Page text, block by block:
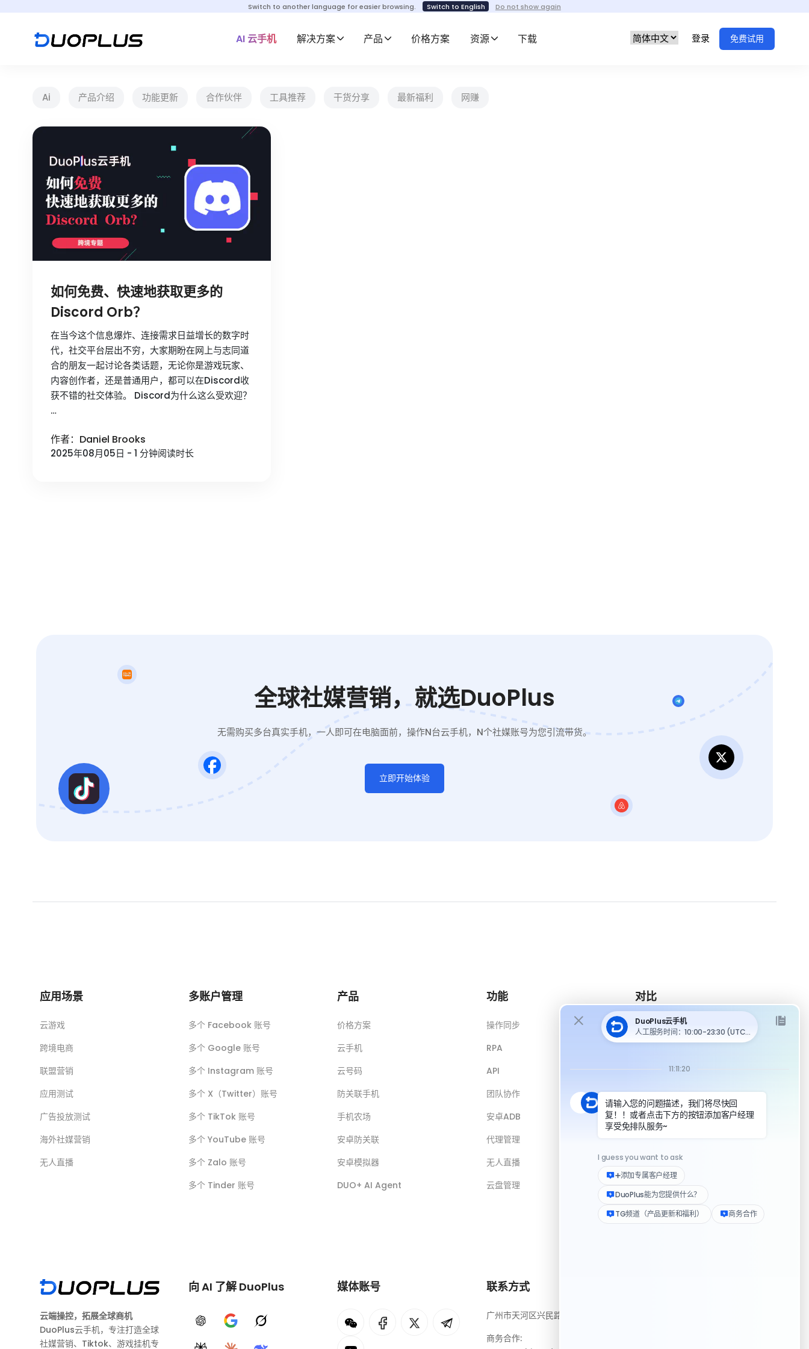
Switch to another language for easier browsing. Switch to English Do not show again
AI 云手机 解决方案 产品 价格方案 资源 下载 登录 免费试用
Ai 产品介绍 功能更新 合作伙伴 工具推荐 干货分享 最新福利 网赚
如何免费、快速地获取更多的
Discord Orb？
在当今这个信息爆炸、连接需求日益增长的数字时
代，社交平台层出不穷，大家期盼在网上与志同道
合的朋友一起讨论各类话题，无论你是游戏玩家、
内容创作者，还是普通用户，都可以在Discord收
获不错的社交体验。 Discord为什么这么受欢迎？
…
作者：Daniel Brooks
2025年08月05日 - 1 分钟阅读时长
全球社媒营销，就选DuoPlus
无需购买多台真实手机，一人即可在电脑面前，操作N台云手机，N个社媒账号为您引流带货。
立即开始体验
应用场景
云游戏
跨境电商
联盟营销
应用测试
广告投放测试
海外社媒营销
无人直播
多账户管理
多个 Facebook 账号
多个 Google 账号
多个 Instagram 账号
多个 X（Twitter）账号
多个 TikTok 账号
多个 YouTube 账号
多个 Zalo 账号
多个 Tinder 账号
产品
价格方案
云手机
云号码
防关联手机
手机农场
安卓防关联
安卓模拟器
DUO+ AI Agent
功能
操作同步
RPA
API
团队协作
安卓ADB
代理管理
无人直播
云盘管理
对比
DuoPlus 对比 MoreLogin
DuoPlus 对比安卓模拟器
DuoPlus 对比指纹浏览器
DuoPlus 对比实体机
云端操控，拓展全球商机
DuoPlus云手机，专注打造全球
社媒营销、Tiktok、游戏挂机专
向 AI 了解 DuoPlus
ChatGPTGoogle AIGrok
媒体账号 联系方式
广州市天河区兴民路222号3310房
商务合作: